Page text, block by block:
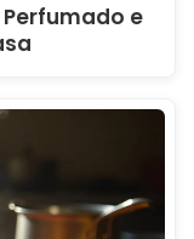
Perfumado e